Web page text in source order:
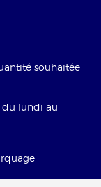
souhaitée
du lundi au